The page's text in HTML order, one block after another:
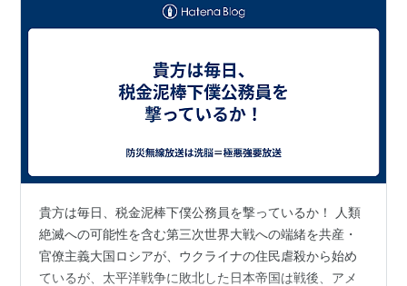
貴方は毎日、税金泥棒下僕公務員を撃っているか！ 人類
絶滅への可能性を含む第三次世界大戦への端緒を共産・
官僚主義大国ロシアが、ウクライナの住民虐殺から始め
ているが、太平洋戦争に敗北した日本帝国は戦後、アメ